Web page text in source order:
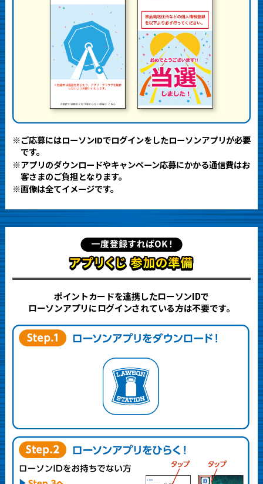
※ご応募にはローソンIDでログインをしたローソンアプリが必要
です。
※アプリのダウンロードやキャンペーン応募にかかる通信費はお
客さまのご負担となります。
※画像は全てイメージです。
ポイントカードを連携したローソンIDで
ローソンアプリにログインされている方は不要です。